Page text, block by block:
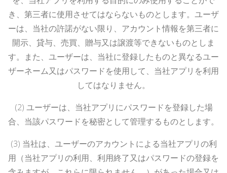
き、第三者に使用させてはならないものとします。ユーザ
ーは、当社の許諾がない限り、アカウント情報を第三者に
開示、貸与、売買、贈与又は譲渡等できないものとしま
す。また、ユーザーは、当社に登録したものと異なるユー
ザーネーム又はパスワードを使用して、当社アプリを利用
してはなりません。
(2) ユーザーは、当社アプリにパスワードを登録した場
合、当該パスワードを秘密として管理するものとします。
(3) 当社は、ユーザーのアカウントによる当社アプリの利
用（当社アプリの利用、利用終了又はパスワードの登録を